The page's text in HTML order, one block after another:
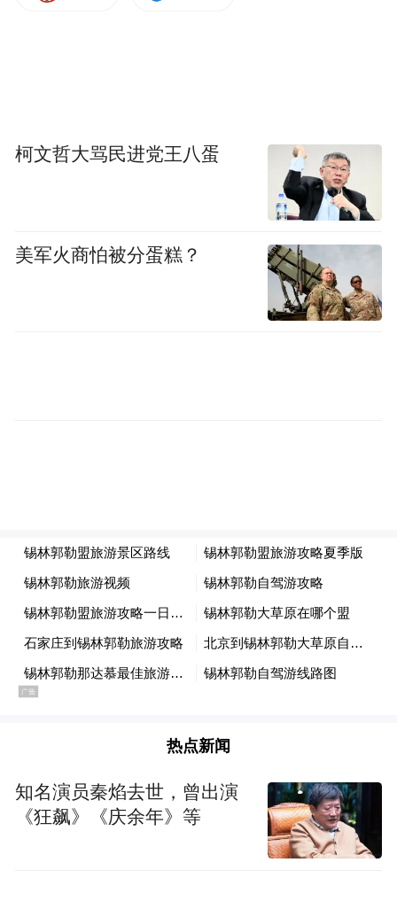
安全知识，进一步增强参训队员们的风险识
侧，协同制敌！”……在琵琶山市场举行的户
外训练课上，民警围绕可疑人员行为观察、
防暴器材使用、突发事件应急处置、最小单
元协同作战等科目，采取示范和演练相结
合，传授防范处置策略和技巧，锤炼儒警联
柯文哲大骂民进党王八蛋
美军火商怕被分蛋糕？
热点新闻
知名演员秦焰去世，曾出演
《狂飙》《庆余年》等